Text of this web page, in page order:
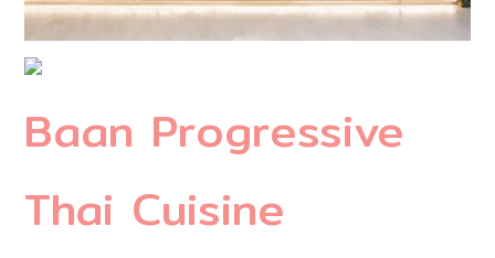
Baan Progressive
Thai Cuisine